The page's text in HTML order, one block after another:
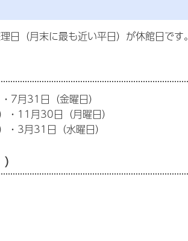
（月末に最も近い平日）が休館日です。
7月31日（金曜日）
11月30日（月曜日）
3月31日（水曜日）